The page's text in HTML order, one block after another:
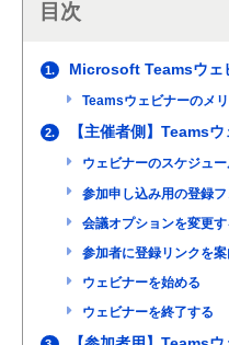
目次
1. Microsoft Teamsウェ
Teamsウェビナーのメ
2. 【主催者側】Teams
ウェビナーのスケジュ
参加申し込み用の登録
会議オプションを変更す
参加者に登録リンクを案
ウェビナーを始める
ウェビナーを終了する